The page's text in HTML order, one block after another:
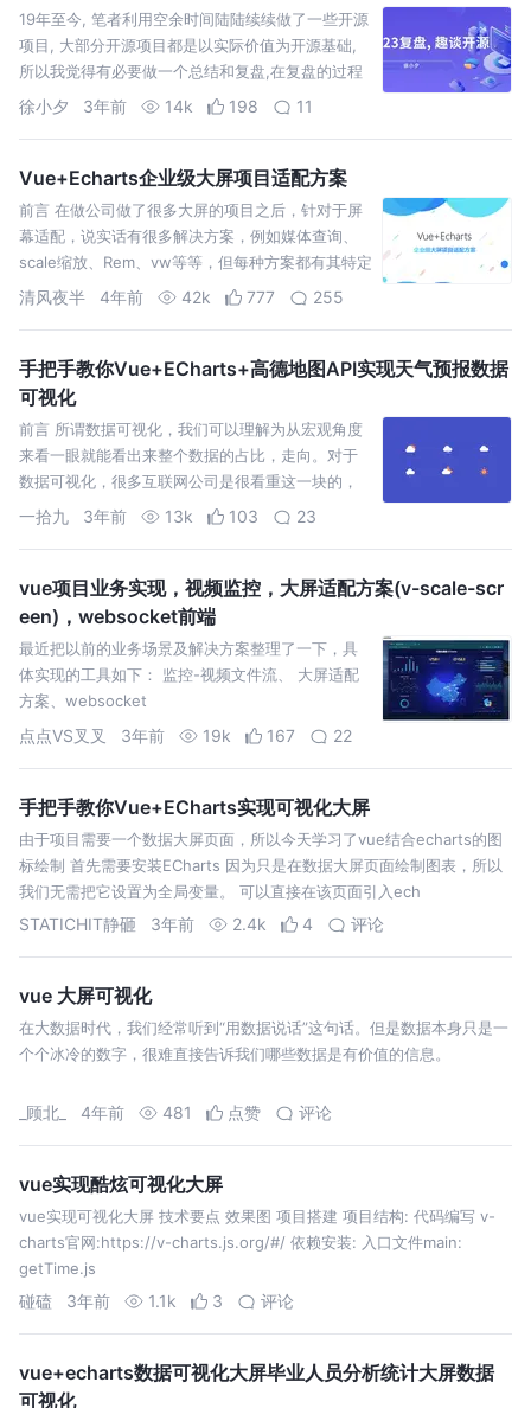
19年至今, 笔者利用空余时间陆陆续续做了一些开源
项目, 大部分开源项目都是以实际价值为开源基础,
所以我觉得有必要做一个总结和复盘,在复盘的过程
中希望也能对大家有所帮助.今后笔者的开源项目都
徐小夕 3年前 14k 198 11
Vue+Echarts企业级大屏项目适配方案
前言 在做公司做了很多大屏的项目之后，针对于屏
幕适配，说实话有很多解决方案，例如媒体查询、
scale缩放、Rem、vw等等，但每种方案都有其特定
的使用场景，面对不同的项目，我们首先考虑的不
清风夜半 4年前 42k 777 255
手把手教你Vue+ECharts+高德地图API实现天气预报数据
可视化
前言 所谓数据可视化，我们可以理解为从宏观角度
来看一眼就能看出来整个数据的占比，走向。对于
数据可视化，很多互联网公司是很看重这一块的，
包括大厂；就比如阿里的淘宝，双十一的时候往往
一拾九 3年前 13k 103 23
vue项目业务实现，视频监控，大屏适配方案(v-scale-scr
een)，websocket前端
最近把以前的业务场景及解决方案整理了一下，具
体实现的工具如下： 监控-视频文件流、 大屏适配
方案、websocket
点点VS叉叉 3年前 19k 167 22
手把手教你Vue+ECharts实现可视化大屏
由于项目需要一个数据大屏页面，所以今天学习了vue结合echarts的图
标绘制 首先需要安装ECharts 因为只是在数据大屏页面绘制图表，所以
我们无需把它设置为全局变量。 可以直接在该页面引入ech
STATICHIT静砸 3年前 2.4k 4 评论
vue 大屏可视化
在大数据时代，我们经常听到“用数据说话”这句话。但是数据本身只是一
个个冰冷的数字，很难直接告诉我们哪些数据是有价值的信息。
_顾北_ 4年前 481 点赞 评论
vue实现酷炫可视化大屏
vue实现可视化大屏 技术要点 效果图 项目搭建 项目结构: 代码编写 v-
charts官网:https://v-charts.js.org/#/ 依赖安装: 入口文件main:
getTime.js
碰磕 3年前 1.1k 3 评论
vue+echarts数据可视化大屏毕业人员分析统计大屏数据
可视化